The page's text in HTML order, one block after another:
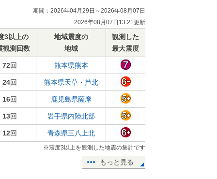
期間：2026年04月29日～2026年08月07日
2026年08月07日13:21更新
3以上の
観測回数
地域震度の
地域
観測した
最大震度
72回 熊本県熊本
24回 熊本県天草・芦北
16回 鹿児島県薩摩
13回 岩手県内陸北部
12回 青森県三八上北
※震度3以上を観測した地震の集計です
もっと見る